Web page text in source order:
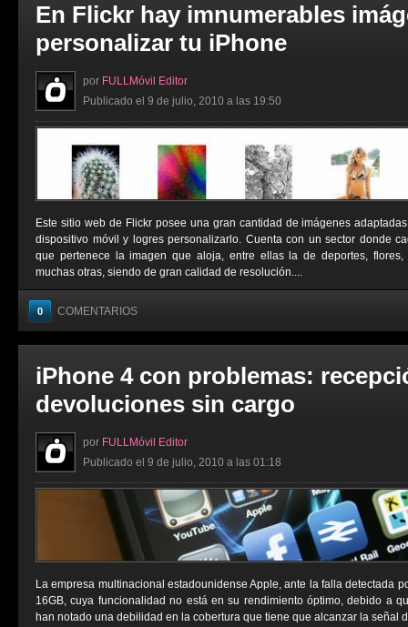
En Flickr hay imnumerables
personalizar tu iPhone
por FULLMóvil Editor
Publicado el 9 de julio, 2010 a las 19:50
Este sitio web de Flickr posee una gran cantidad de imágenes
dispositivo móvil y logres personalizarlo. Cuenta con un sector donde
que pertenece la imagen que aloja, entre ellas la de deportes, flores,
muchas otras, siendo de gran calidad de resolución....
0 COMENTARIOS
iPhone 4 con problemas:
devoluciones sin cargo
por FULLMóvil Editor
Publicado el 9 de julio, 2010 a las 01:18
La empresa multinacional estadounidense Apple, ante la falla detectada
16GB, cuya funcionalidad no está en su rendimiento óptimo, debido a
han notado una debilidad en la cobertura que tiene que alcanzar la señal